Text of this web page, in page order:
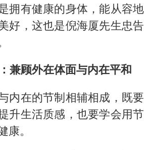
拥有健康的身体，能从容地
好，这也是倪海厦先生忠告
兼顾外在体面与内在平和
内在的节制相辅相成，既要
升生活质感，也要学会用节
康。